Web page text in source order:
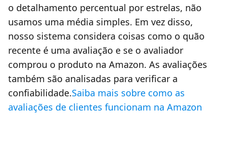
o detalhamento percentual por estrelas, não
usamos uma média simples. Em vez disso,
nosso sistema considera coisas como o quão
recente é uma avaliação e se o avaliador
comprou o produto na Amazon. As avaliações
também são analisadas para verificar a
confiabilidade.Saiba mais sobre como as
avaliações de clientes funcionam na Amazon